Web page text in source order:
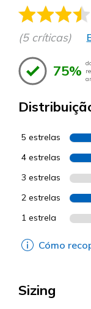
(5 críticas)
75%
5 estrelas
4 estrelas
3 estrelas
2 estrelas
1 estrela
Cómo
Sizing